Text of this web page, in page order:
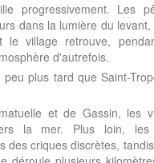
progressivement. Les
dans la lumière du
le village retrouve,
d'autrefois.
plus tard que Saint-
et de Gassin, les
la mer. Plus loin,
des criques discrètes,